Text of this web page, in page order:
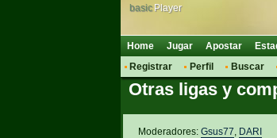
basic Player
Home Jugar Apostar
Registrar
Perfil Buscar
Otras ligas y
Moderadores: Gsus77 DARI